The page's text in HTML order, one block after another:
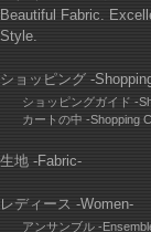
Beautiful Fabric.
Style.
ショッピング -
ショッピングガイド -
カートの中 -Shopping
生地 -Fabric-
レディース -Women-
アンサンブル -